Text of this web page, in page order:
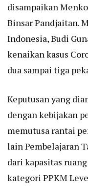
disampaikan
Binsar Pandjaitan.
Indonesia, Budi
kenaikan kasus
dua sampai tiga
Keputusan yang
dengan kebijakan
memutusa rantai
lain Pembelajaran
dari kapasitas
kategori PPKM